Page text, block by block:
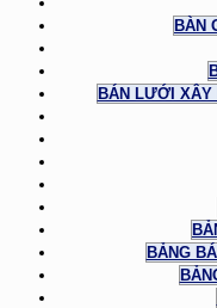
BÀN
BÁN LƯỚI XÂY
BẢNG